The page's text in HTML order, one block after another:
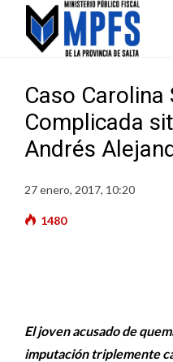
Caso Carolina
Complicada
Andrés
27 enero, 2017, 10:20
1480
El joven acusado de
imputación triplemente